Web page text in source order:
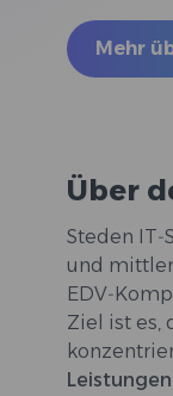
Mehr
Über
Steden
und
Ziel ist es,